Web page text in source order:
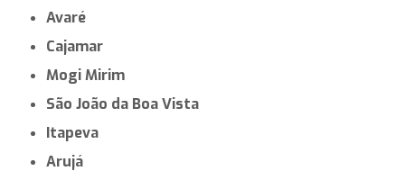
Avaré
Cajamar
Mogi Mirim
São João da Boa Vista
Itapeva
Arujá